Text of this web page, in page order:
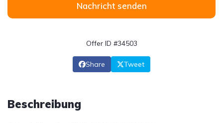
Nachricht senden
Offer ID #34503
Share Tweet
Beschreibung